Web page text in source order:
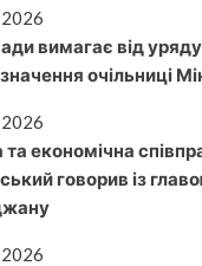
вимагає від
очільниці
економічна
говорив із